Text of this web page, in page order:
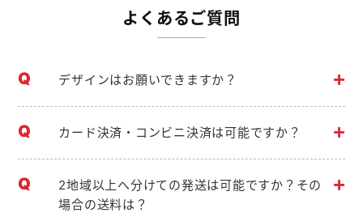
よくあるご質問
デザインはお願いできますか？
カード決済・コンビニ決済は可能ですか？
2地域以上へ分けての発送は可能ですか？その
場合の送料は？